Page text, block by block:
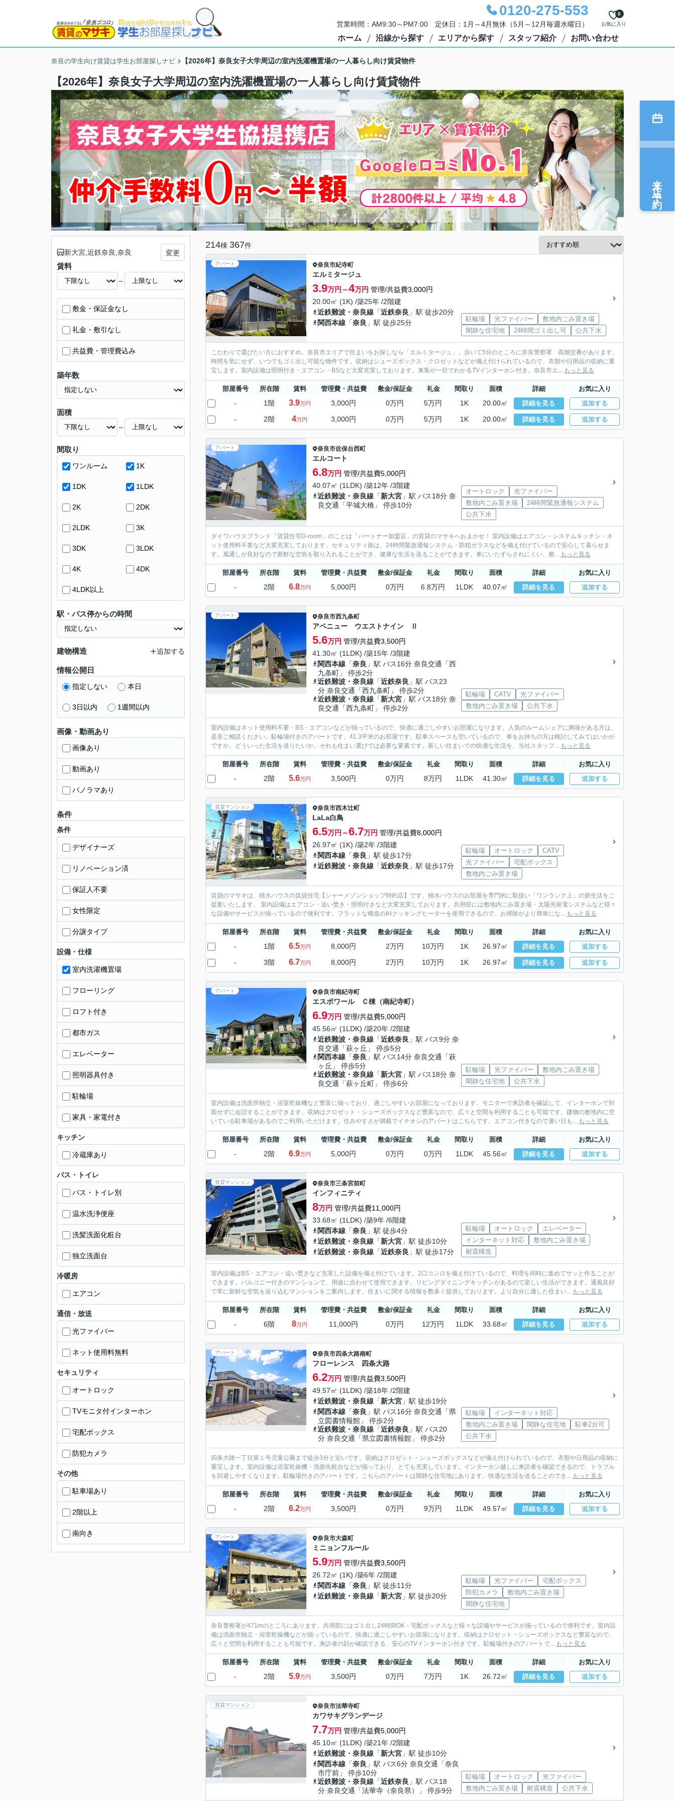
0120-275-553
営業時間：AM9:30～PM7:00 定休日：1月～4月無休（5月～12月毎週水曜日） お気に入り
0
ホーム 沿線から探す エリアから探す スタッフ紹介 お問い合わせ
奈良の学生向け賃貸は学生お部屋探しナビ 【2026年】奈良女子大学周辺の室内洗濯機置場の一人暮らし向け賃貸物件
【2026年】奈良女子大学周辺の室内洗濯機置場の一人暮らし向け賃貸物件
214棟 367件
アパート 奈良市紀寺町
エルミタージュ
3.9万円～4万円 管理/共益費3,000円
20.00㎡ (1K) /築25年 /2階建
近鉄難波・奈良線 「近鉄奈良 」駅 徒歩20分
関西本線 「奈良 」駅 徒歩25分 駐輪場 光ファイバー
敷地内ごみ置き場
閑静な住宅地
24時間ゴミ出し可 公共下水
こだわりで選びたい方におすすめ。奈良市エリアで住まいをお探しなら「エルミタージュ」。歩いて5分のところに奈良警察署 高畑交番があります。
時間を気にせず、いつでもゴミ出し可能な物件です。収納はシューズボックス・クロゼットなどが備え付けられているので、衣類や日用品の収納に重
宝します。室内設備は照明付き・エアコン・BSなど大変充実しております。来客が一目でわかるTVインターホン付き。奈良市エ... もっと見る
部屋番号 所在階 賃料 管理費・共益費 敷金/保証金 礼金 間取り 面積 詳細 お気に入り
- 1階 3.9万円 3,000円 0万円 5万円 1K 20.00㎡ 詳細を見る 追加する
- 2階 4万円 3,000円 0万円 5万円 1K 20.00㎡ 詳細を見る 追加する
アパート 奈良市佐保台西町
エルコート
6.8万円 管理/共益費5,000円
40.07㎡ (1LDK) /築12年 /3階建
近鉄難波・奈良線 「新大宮 」駅 バス18分 奈
良交通「平城大橋」 停歩10分
オートロック
光ファイバー
敷地内ごみ置き場
24時間緊急通報システム
公共下水
ダイワハウスブランド「賃貸住宅D-room」のことは「パートナー加盟店」の賃貸のマサキへおまかせ！ 室内設備はエアコン・システムキッチン・ネ
ット使用料不要など大変充実しております。セキュリティ面は、24時間緊急通報システム・防犯ガラスなどを備え付けているので安心して暮らせま
す。風通しが良好なので新鮮な空気を取り入れることができ、健康な生活を送ることができます。車にいたずらされにくい、敷... もっと見る
部屋番号 所在階 賃料 管理費・共益費 敷金/保証金 礼金 間取り 面積 詳細 お気に入り
- 2階 6.8万円 5,000円 0万円 6.8万円 1LDK 40.07㎡ 詳細を見る 追加する
アパート 奈良市西九条町
アベニュー ウエストナイン Ⅱ
5.6万円 管理/共益費3,500円
41.30㎡ (1LDK) /築15年 /3階建
関西本線 「奈良 」駅 バス16分 奈良交通「西
九条町」 停歩2分
近鉄難波・奈良線 「近鉄奈良 」駅 バス23
分 奈良交通「西九条町」 停歩2分
近鉄難波・奈良線 「新大宮 」駅 バス18分 奈
良交通「西九条町」 停歩2分
駐輪場 CATV
光ファイバー
敷地内ごみ置き場
公共下水
室内設備はネット使用料不要・BS・エアコンなどが揃っているので、快適に過ごしやすいお部屋になります。人気のルームシェアに興味がある方は、
是非ご相談ください。駐輪場付きのアパートです。41.3平米のお部屋です。駐車スペースも空いているので、車をお持ちの方は検討してみてはいかが
ですか。どういった生活を送りたいか。それも住まい選びでは必要な要素です。新しい住まいでの快適な生活を、当社スタッフ... もっと見る
部屋番号 所在階 賃料 管理費・共益費 敷金/保証金 礼金 間取り 面積 詳細 お気に入り
- 2階 5.6万円 3,500円 0万円 8万円 1LDK 41.30㎡ 詳細を見る 追加する
賃貸マンション 奈良市西木辻町
LaLa白鳥
6.5万円～6.7万円 管理/共益費8,000円
26.97㎡ (1K) /築2年 /3階建
関西本線 「奈良 」駅 徒歩17分
近鉄難波・奈良線 「近鉄奈良 」駅 徒歩17分
駐輪場 オートロック
CATV
光ファイバー
宅配ボックス
敷地内ごみ置き場
賃貸のマサキは、積水ハウスの賃貸住宅【シャーメゾンショップ特約店】です。積水ハウスのお部屋を専門的に取扱い「ワンランク上」の新生活をご
提案いたします。 室内設備はエアコン・追い焚き・照明付きなど大変充実しております。共用部には敷地内ごみ置き場・太陽光発電システムなど様々
な設備やサービスが揃っているので便利です。フラットな構造のIHクッキングヒーターを使用できるので、お掃除がより簡単にな... もっと見る
部屋番号 所在階 賃料 管理費・共益費 敷金/保証金 礼金 間取り 面積 詳細 お気に入り
- 1階 6.5万円 8,000円 2万円 10万円 1K 26.97㎡ 詳細を見る 追加する
- 3階 6.7万円 8,000円 2万円 10万円 1K 26.97㎡ 詳細を見る 追加する
アパート 奈良市南紀寺町
エスポワール Ｃ棟（南紀寺町）
6.9万円 管理/共益費5,000円
45.56㎡ (1LDK) /築20年 /2階建
近鉄難波・奈良線 「近鉄奈良 」駅 バス9分 奈
良交通「萩ヶ丘」 停歩5分
関西本線 「奈良 」駅 バス14分 奈良交通「萩
ヶ丘」 停歩5分
近鉄難波・奈良線 「新大宮 」駅 バス18分 奈
良交通「萩ヶ丘町」 停歩6分
駐輪場 光ファイバー
敷地内ごみ置き場
閑静な住宅地
公共下水
室内設備は洗面所独立・浴室乾燥機など豊富に揃っており、過ごしやすいお部屋になっております。モニターで来訪者を確認して、インターホンで対
面せずに会話することができます。収納はクロゼット・シューズボックスなど豊富なので、広々と空間を利用することも可能です。建物の敷地内に空
いている駐車場があるのでご利用いただけます。住みやすさが満載でイチオシのアパートはこちらです。エアコン付きなので暑い日も... もっと見る
部屋番号 所在階 賃料 管理費・共益費 敷金/保証金 礼金 間取り 面積 詳細 お気に入り
- 2階 6.9万円 5,000円 0万円 0万円 1LDK 45.56㎡ 詳細を見る 追加する
賃貸マンション 奈良市三条宮前町
インフィニティ
8万円 管理/共益費11,000円
33.68㎡ (1LDK) /築9年 /6階建
関西本線 「奈良 」駅 徒歩4分
近鉄難波・奈良線 「新大宮 」駅 徒歩10分
近鉄難波・奈良線 「近鉄奈良 」駅 徒歩17分
駐輪場 オートロック
エレベーター
インターネット対応
敷地内ごみ置き場
耐震構造
室内設備はBS・エアコン・追い焚きなど充実した設備を備え付けています。2口コンロを備え付けているので、料理を同時に進めてサッと作ることが
できます。バルコニー付きのマンションで、用途に合わせて使用できます。リビングダイニングキッチンがあるので楽しい生活ができます。通風良好
で常に新鮮な空気を送り込むマンションをご案内します。住まいに関する情報を数多く提供しております。より自分に適した住まい... もっと見る
部屋番号 所在階 賃料 管理費・共益費 敷金/保証金 礼金 間取り 面積 詳細 お気に入り
- 6階 8万円 11,000円 0万円 12万円 1LDK 33.68㎡ 詳細を見る 追加する
アパート 奈良市四条大路南町
フローレンス 四条大路
6.2万円 管理/共益費3,500円
49.57㎡ (1LDK) /築18年 /2階建
近鉄難波・奈良線 「新大宮 」駅 徒歩19分
関西本線 「奈良 」駅 バス16分 奈良交通「県
立図書情報館」 停歩2分
近鉄難波・奈良線 「近鉄奈良 」駅 バス20
分 奈良交通「県立図書情報館」 停歩2分
駐輪場
インターネット対応
敷地内ごみ置き場
閑静な住宅地
駐車2台可
公共下水
四条大路一丁目第１号児童公園まで徒歩3分と近いです。収納はクロゼット・シューズボックスなどが備え付けられているので、衣類や日用品の収納に
重宝します。室内設備は浴室乾燥機・洗面化粧台などが揃っており、とても充実しています。インターホン越しに来訪者を確認できるので、トラブル
を回避しやすくなります。駐輪場付きのアパートです。こちらのアパートは閑静な住宅地にあります。快適な生活を送ることのでき... もっと見る
部屋番号 所在階 賃料 管理費・共益費 敷金/保証金 礼金 間取り 面積 詳細 お気に入り
- 2階 6.2万円 3,500円 0万円 9万円 1LDK 49.57㎡ 詳細を見る 追加する
アパート 奈良市大森町
ミニョンフルール
5.9万円 管理/共益費3,500円
26.72㎡ (1K) /築6年 /2階建
関西本線 「奈良 」駅 徒歩11分
近鉄難波・奈良線 「新大宮 」駅 徒歩20分
駐輪場 光ファイバー
宅配ボックス
防犯カメラ
敷地内ごみ置き場
閑静な住宅地
奈良警察署が471mのところにあります。共用部にはゴミ出し24時間OK・宅配ボックスなど様々な設備やサービスが揃っているので便利です。室内設
備は洗面所独立・浴室乾燥機などが揃っているので、快適に過ごしやすいお部屋になります。収納はクロゼット・シューズボックスなど豊富なので、
広々と空間を利用することも可能です。来訪者の顔が確認できる、安心のTVインターホン付きです。駐輪場付きのアパートで... もっと見る
部屋番号 所在階 賃料 管理費・共益費 敷金/保証金 礼金 間取り 面積 詳細 お気に入り
- 2階 5.9万円 3,500円 0万円 7万円 1K 26.72㎡ 詳細を見る 追加する
賃貸マンション 奈良市法華寺町
カワサキグランデージ
7.7万円 管理/共益費5,000円
45.10㎡ (1LDK) /築21年 /2階建
近鉄難波・奈良線 「新大宮 」駅 徒歩10分
関西本線 「奈良 」駅 バス6分 奈良交通「奈良
市庁前」 停歩10分
近鉄難波・奈良線 「近鉄奈良 」駅 バス18
分 奈良交通「法華寺（奈良県）」 停歩9分
駐輪場 オートロック
光ファイバー
敷地内ごみ置き場
耐震構造 公共下水
新大宮,近鉄奈良,奈良 変更
賃料
～
敷金・保証金なし
礼金・敷引なし
共益費・管理費込み
築年数
面積
～
間取り
ワンルーム 1K
1DK 1LDK
2K 2DK
2LDK 3K
3DK 3LDK
4K 4DK
4LDK以上
駅・バス停からの時間
建物構造 追加する
情報公開日
指定しない 本日
3日以内 1週間以内
画像・動画あり
画像あり
動画あり
パノラマあり
条件
条件
デザイナーズ
リノベーション済
保証人不要
女性限定
分譲タイプ
設備・仕様
室内洗濯機置場
フローリング
ロフト付き
都市ガス
エレベーター
照明器具付き
駐輪場
家具・家電付き
キッチン
冷蔵庫あり
バス・トイレ
バス・トイレ別
温水洗浄便座
洗髪洗面化粧台
独立洗面台
冷暖房
エアコン
通信・放送
光ファイバー
ネット使用料無料
セキュリティ
オートロック
TVモニタ付インターホン
宅配ボックス
防犯カメラ
その他
駐車場あり
2階以上
南向き
来店予約